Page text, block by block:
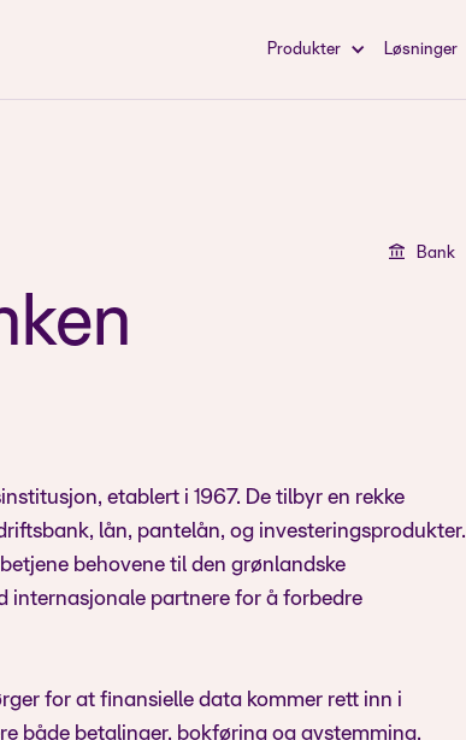
Produkter Løsninger
Bank
etablert i 1967. De tilbyr en rekke
lån, pantelån, og investeringsprodukter.
behovene til den grønlandske
internasjonale partnere for å forbedre
for at finansielle data kommer rett inn i
både betalinger, bokføring og avstemming.